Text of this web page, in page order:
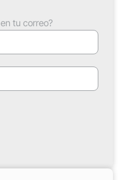
tu correo?